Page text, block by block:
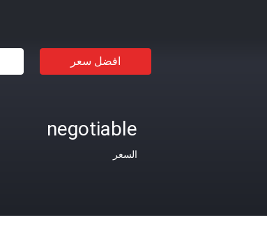
افضل سعر
negotiable
السعر